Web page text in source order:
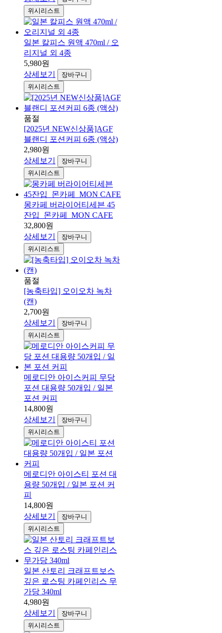
위시리스트
일본 칼피스 원액 470ml / 오
리지널 외 4종
5,980원
상세보기
장바구니
위시리스트
품절
[2025년 NEW신상품]AGF
블랜디 포션커피 6종 (액상)
2,980원
상세보기
장바구니
위시리스트
몽카페 버라이어티세븐 45
잔입_몬카페_MON CAFE
32,800원
상세보기
장바구니
위시리스트
품절
[농축타입] 오이오차 녹차
(캔)
2,700원
상세보기
장바구니
위시리스트
메로디안 아이스커피 무당
포션 대용량 50개입 / 일본
포션 커피
14,800원
상세보기
장바구니
위시리스트
메로디안 아이스티 포션 대
용량 50개입 / 일본 포션 커
피
14,800원
상세보기
장바구니
위시리스트
일본 산토리 크래프트보스
깊은 로스팅 카페인리스 무
가당 340ml
4,980원
상세보기
장바구니
위시리스트